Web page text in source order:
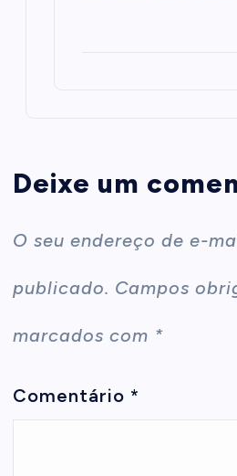
Deixe um
O seu endereço de e-
publicado. Campos
marcados com *
Comentário *